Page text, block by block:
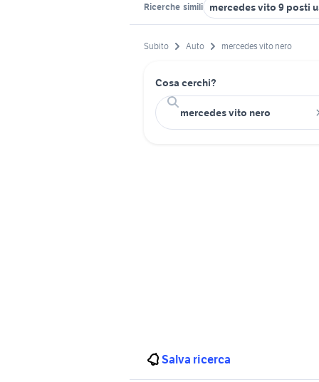
Ricerche simili mercedes vito 9 posti
Subito Auto mercedes vito nero
Cosa cerchi?
Salva ricerca